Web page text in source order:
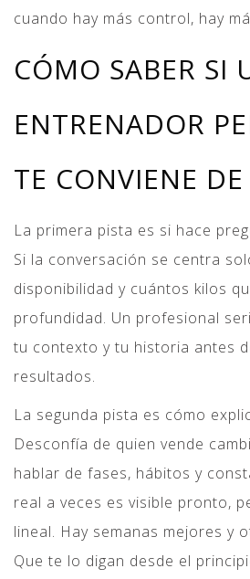
cuando hay más control, hay
CÓMO SABER SI
ENTRENADOR
TE CONVIENE
La primera pista es si hace
Si la conversación se centra
disponibilidad y cuántos kilos
profundidad. Un profesional
tu contexto y tu historia antes
resultados.
La segunda pista es cómo
Desconfía de quien vende
hablar de fases, hábitos y
real a veces es visible pronto,
lineal. Hay semanas mejores y
Que te lo digan desde el